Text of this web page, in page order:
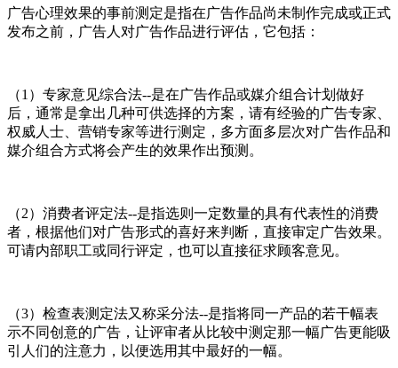
广告心理效果的事前测定是指在广告作品尚未制作完成或正式
发布之前，广告人对广告作品进行评估，它包括：
（1）专家意见综合法--是在广告作品或媒介组合计划做好
后，通常是拿出几种可供选择的方案，请有经验的广告专家、
权威人士、营销专家等进行测定，多方面多层次对广告作品和
媒介组合方式将会产生的效果作出预测。
（2）消费者评定法--是指选则一定数量的具有代表性的消费
者，根据他们对广告形式的喜好来判断，直接审定广告效果。
可请内部职工或同行评定，也可以直接征求顾客意见。
（3）检查表测定法又称采分法--是指将同一产品的若干幅表
示不同创意的广告，让评审者从比较中测定那一幅广告更能吸
引人们的注意力，以便选用其中最好的一幅。